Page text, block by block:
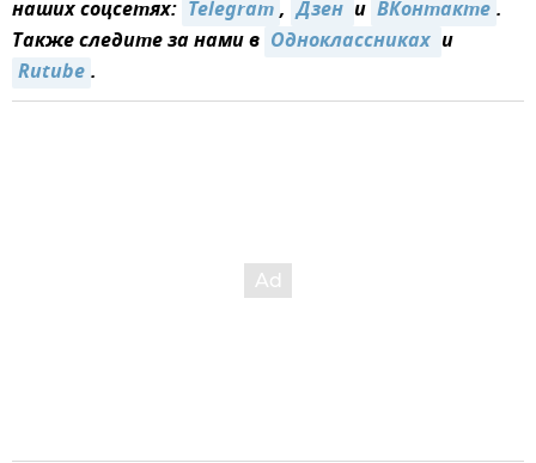
наших соцсетях: Telegram, Дзен и ВКонтакте.
Также следите за нами в Одноклассниках и
Rutube.